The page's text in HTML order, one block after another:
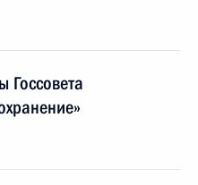
Госсовета